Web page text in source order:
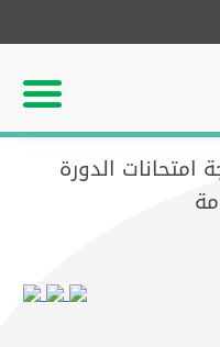
الدورة